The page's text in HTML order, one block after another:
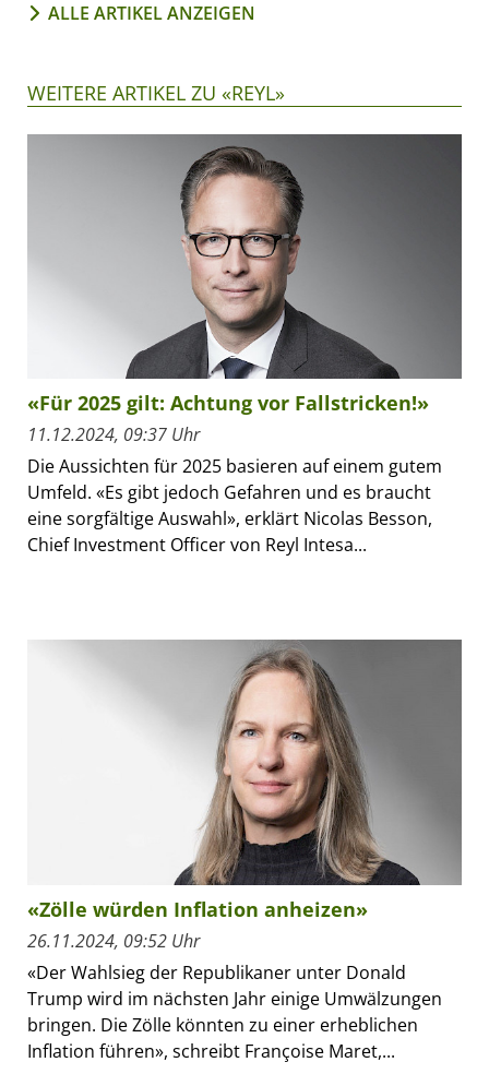
ALLE ARTIKEL ANZEIGEN
WEITERE ARTIKEL ZU «REYL»
«Für 2025 gilt: Achtung vor Fallstricken!»
11.12.2024, 09:37 Uhr
Die Aussichten für 2025 basieren auf einem gutem
Umfeld. «Es gibt jedoch Gefahren und es braucht
eine sorgfältige Auswahl», erklärt Nicolas Besson,
Chief Investment Officer von Reyl Intesa...
«Zölle würden Inflation anheizen»
26.11.2024, 09:52 Uhr
«Der Wahlsieg der Republikaner unter Donald
Trump wird im nächsten Jahr einige Umwälzungen
bringen. Die Zölle könnten zu einer erheblichen
Inflation führen», schreibt Françoise Maret,...